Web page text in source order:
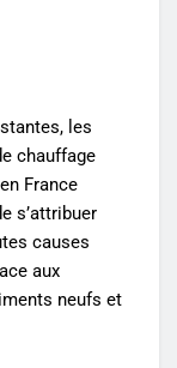
les
chauffage
France
s’attribuer
causes
aux
neufs et